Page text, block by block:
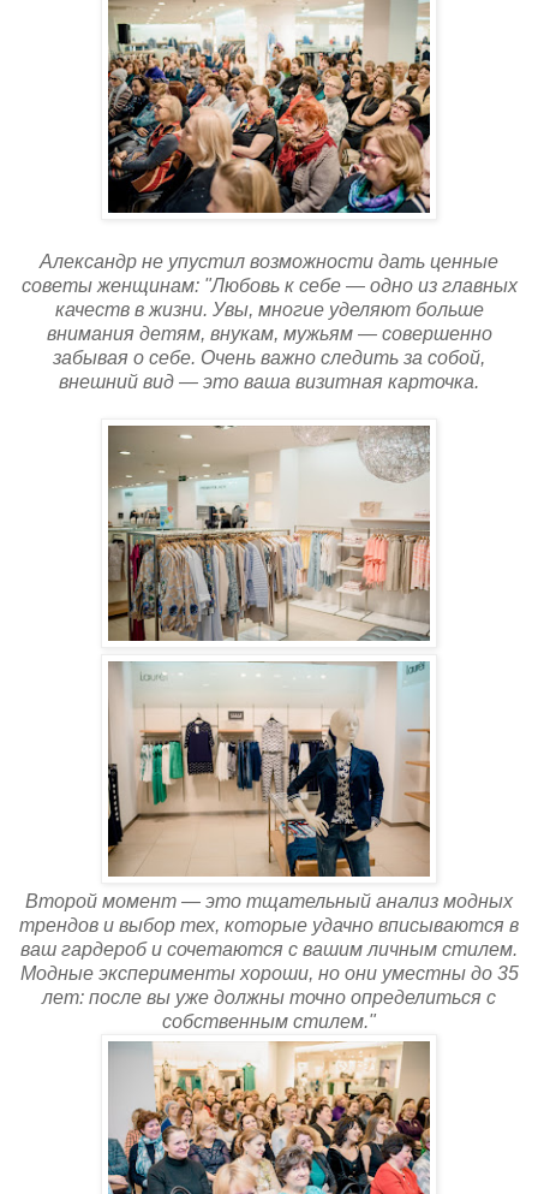
Александр не упустил возможности дать ценные
советы женщинам: "Любовь к себе — одно из главных
качеств в жизни. Увы, многие уделяют больше
внимания детям, внукам, мужьям — совершенно
забывая о себе. Очень важно следить за собой,
внешний вид — это ваша визитная карточка.
Второй момент — это тщательный анализ модных
трендов и выбор тех, которые удачно вписываются в
ваш гардероб и сочетаются с вашим личным стилем.
Модные эксперименты хороши, но они уместны до 35
лет: после вы уже должны точно определиться с
собственным стилем."